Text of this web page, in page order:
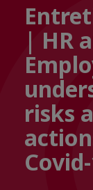
| HR
risks